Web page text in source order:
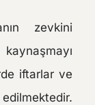
zevkini
iftarlar ve